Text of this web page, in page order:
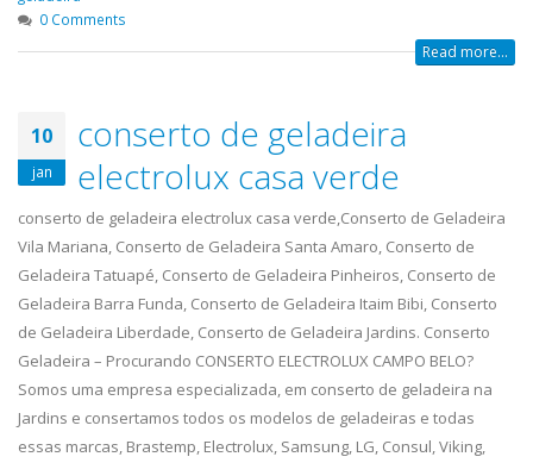
0 Comments
Read more...
10
jan
conserto de geladeira
electrolux casa verde
conserto de geladeira electrolux casa verde,Conserto de Geladeira
Vila Mariana, Conserto de Geladeira Santa Amaro, Conserto de
Geladeira Tatuapé, Conserto de Geladeira Pinheiros, Conserto de
Geladeira Barra Funda, Conserto de Geladeira Itaim Bibi, Conserto
de Geladeira Liberdade, Conserto de Geladeira Jardins. Conserto
Geladeira – Procurando CONSERTO ELECTROLUX CAMPO BELO?
Somos uma empresa especializada, em conserto de geladeira na
Jardins e consertamos todos os modelos de geladeiras e todas
essas marcas, Brastemp, Electrolux, Samsung, LG, Consul, Viking,